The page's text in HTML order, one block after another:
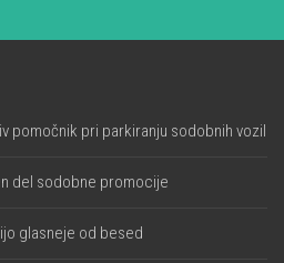
pomočnik pri parkiranju sodobnih vozil
del sodobne promocije
glasneje od besed